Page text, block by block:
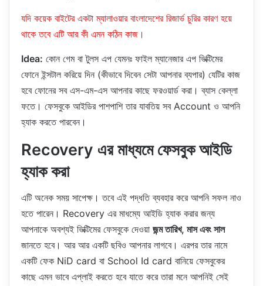
যদি কয়েক বাইটের একটা ম্যালাওয়ার বাংলাদেশের রিজার্ভ চুরির কারণ হয়ে
থাকে তবে এটি আর কী এমন কঠিন কাজ।
Idea: কোন গেম বা টুলস এপ যেমনঃ ফাইল ম্যানেজার এপ ভিক্টিমের
ফোনে ইন্সটাল করিয়ে দিন (কীভাবে দিবেন সেটা আপনার ব্যপার) যেটির কাজ
হবে ফোনের সব এস-এম-এস আপনার কাছে ফরওয়ার্ড করা। ব্যাস কেল্লা
ফতে। ফেসবুকে আইডির পাশপাশি তার যাবতিয় সব Account ও আপনি
হ্যাক করতে পারবেন।
Recovery এর মাধ্যমে ফেসবুক আইডি
হ্যাক করা
এটি অনেক সময় সাপেক্ষ। তবে এই পদ্ধতি ব্যবহার করে আপনি সফল নাও
হতে পারেন। Recovery এর মাধম্যে আইডি হ্যাক করার জন্য
আপনাকে অবশ্যই ভিক্টিমের ফেসবুকে দেওয়া জন্ম তারিখ, মাস এবং সাল
জানতে হবে। আর আর একটি ছবিও আপনার লাগবে। এরপর তার নামে
একটি ফেক NiD card বা School Id card বানিয়ে ফেসবুকের
কাছে এমন ভাবে এপ্লাই করতে হবে যাতে করে তারা মনে আপনিই সেই